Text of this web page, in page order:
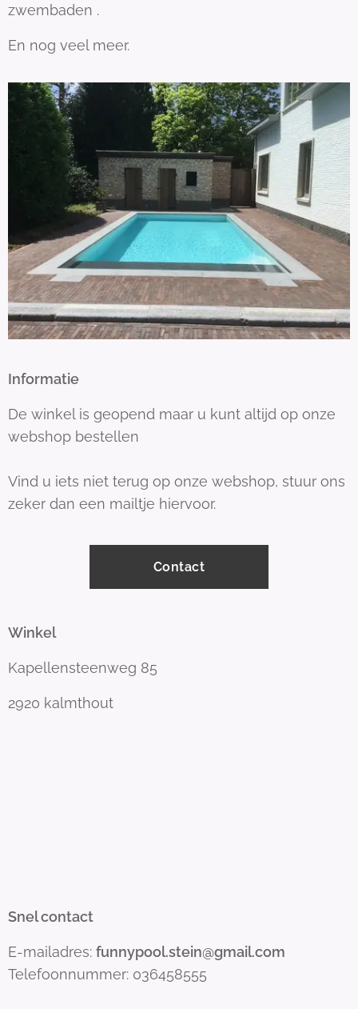
zwembaden .
En nog veel meer.
Informatie
De winkel is geopend maar u kunt altijd op onze
webshop bestellen
Vind u iets niet terug op onze webshop, stuur ons
zeker dan een mailtje hiervoor.
Contact
Winkel
Kapellensteenweg 85
2920 kalmthout
Snel contact
E-mailadres: funnypool.stein@gmail.com
Telefoonnummer: 036458555